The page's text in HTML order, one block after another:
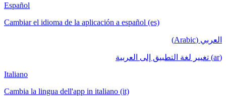
Español
Cambiar el idioma de la aplicación a español (es)
العربي (Arabic)
(ar) تغيير لغة التطبيق إلى العربية
Italiano
Cambia la lingua dell'app in italiano (it)